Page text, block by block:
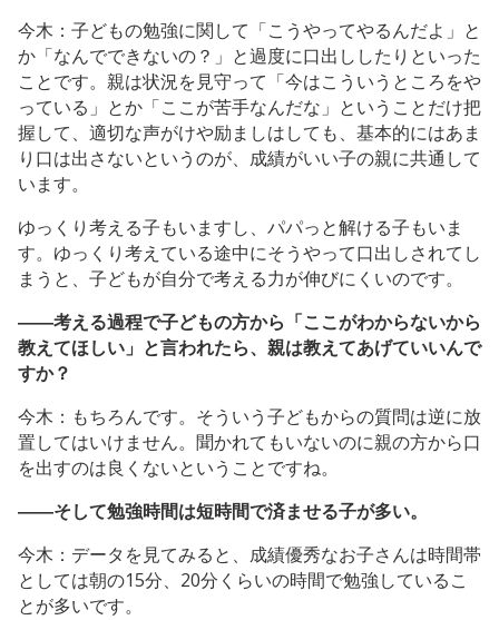
今木：子どもの勉強に関して「こうやってやるんだよ」と
か「なんでできないの？」と過度に口出ししたりといった
ことです。親は状況を見守って「今はこういうところをや
っている」とか「ここが苦手なんだな」ということだけ把
握して、適切な声がけや励ましはしても、基本的にはあま
り口は出さないというのが、成績がいい子の親に共通して
います。
ゆっくり考える子もいますし、パパっと解ける子もいま
す。ゆっくり考えている途中にそうやって口出しされてし
まうと、子どもが自分で考える力が伸びにくいのです。
――考える過程で子どもの方から「ここがわからないから
教えてほしい」と言われたら、親は教えてあげていいんで
すか？
今木：もちろんです。そういう子どもからの質問は逆に放
置してはいけません。聞かれてもいないのに親の方から口
を出すのは良くないということですね。
――そして勉強時間は短時間で済ませる子が多い。
今木：データを見てみると、成績優秀なお子さんは時間帯
としては朝の15分、20分くらいの時間で勉強しているこ
とが多いです。